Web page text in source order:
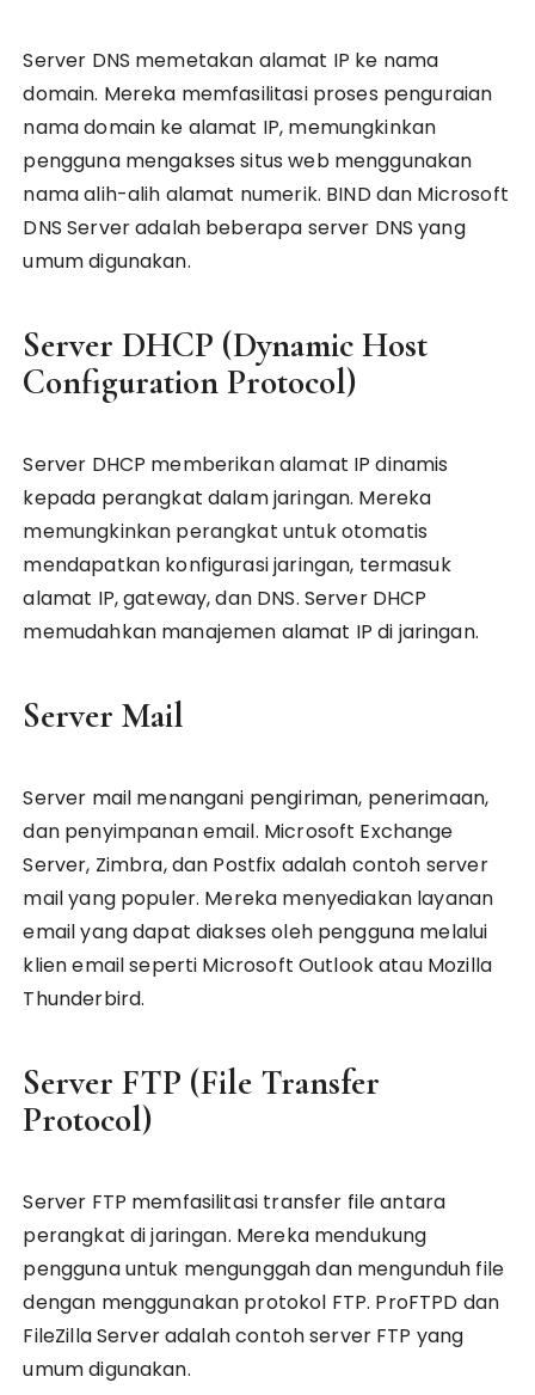
Server DNS memetakan alamat IP ke nama
domain. Mereka memfasilitasi proses penguraian
nama domain ke alamat IP, memungkinkan
pengguna mengakses situs web menggunakan
nama alih-alih alamat numerik. BIND dan Microsoft
DNS Server adalah beberapa server DNS yang
umum digunakan.
Server DHCP (Dynamic Host
Configuration Protocol)
Server DHCP memberikan alamat IP dinamis
kepada perangkat dalam jaringan. Mereka
memungkinkan perangkat untuk otomatis
mendapatkan konfigurasi jaringan, termasuk
alamat IP, gateway, dan DNS. Server DHCP
memudahkan manajemen alamat IP di jaringan.
Server Mail
Server mail menangani pengiriman, penerimaan,
dan penyimpanan email. Microsoft Exchange
Server, Zimbra, dan Postfix adalah contoh server
mail yang populer. Mereka menyediakan layanan
email yang dapat diakses oleh pengguna melalui
klien email seperti Microsoft Outlook atau Mozilla
Thunderbird.
Server FTP (File Transfer
Protocol)
Server FTP memfasilitasi transfer file antara
perangkat di jaringan. Mereka mendukung
pengguna untuk mengunggah dan mengunduh file
dengan menggunakan protokol FTP. ProFTPD dan
FileZilla Server adalah contoh server FTP yang
umum digunakan.